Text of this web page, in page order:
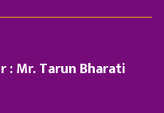
Mr. Tarun Bharati